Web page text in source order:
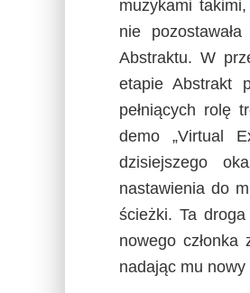
muzykami
nie
Abstraktu. W
etapie Abstrakt
pełniących rolę
demo „Virtual
dzisiejszego
nastawienia do
ścieżki. Ta
nowego członka
nadając mu nowy